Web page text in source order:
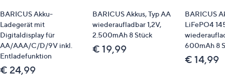
BARICUS Akku-
Ladegerät mit
Digitaldisplay für
AA/AAA/C/D/9V inkl.
Entladefunktion
€ 24,99
BARICUS Akkus, Typ AA
wiederaufladbar 1,2V,
2.500mAh 8 Stück
€ 19,99
BARICUS
LiFePO4
600mAh 8
€ 14,99